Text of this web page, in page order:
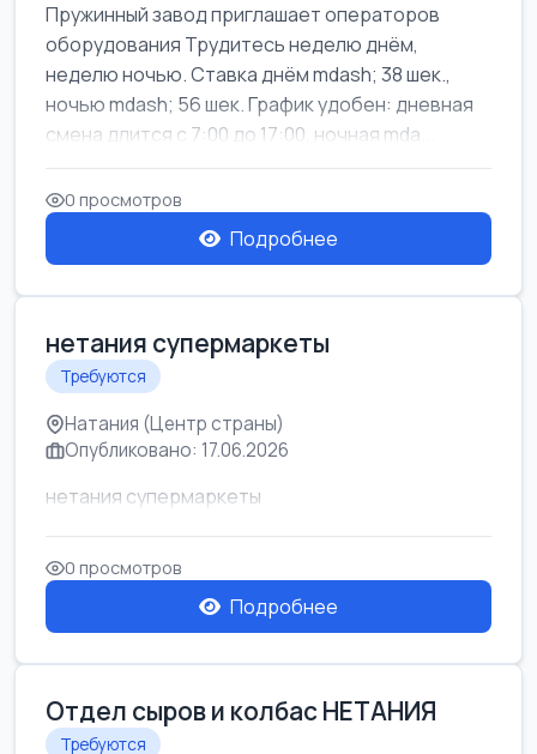
Пружинный завод приглашает операторов
оборудования Трудитесь неделю днём,
неделю ночью. Ставка днём mdash; 38 шек.,
ночью mdash; 56 шек. График удобен: дневная
смена длится с 7:00 до 17:00, ночная mda...
0 просмотров
Подробнее
нетания супермаркеты
Требуются
Натания (Центр страны)
Опубликовано: 17.06.2026
нетания супермаркеты
0 просмотров
Подробнее
Отдел сыров и колбас НЕТАНИЯ
Требуются